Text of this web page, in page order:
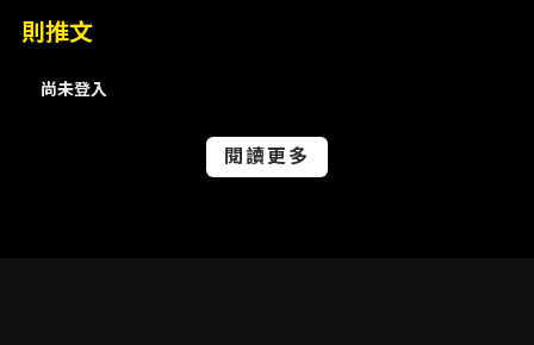
飾道士施麗蓉、便利商店店員施麗蓉、阿梅施麗
珍、演出告訴她飾士兵張永親、掃墓者張永親、
演出海景前排吳禾欣、回憶後座飾Rock妹吳禾
則推文
尚未登入
閱讀更多